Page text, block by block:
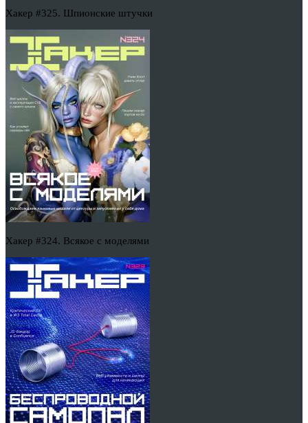
Хакер #325. Шпионские штучки
Хакер #324. Всякое с моделями